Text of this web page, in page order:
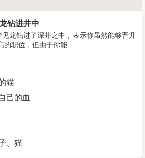
钻进井中
见龙钻进了深井之中，表示你虽然能够晋升
的职位，但由于你能...
猫
己的血
、猫